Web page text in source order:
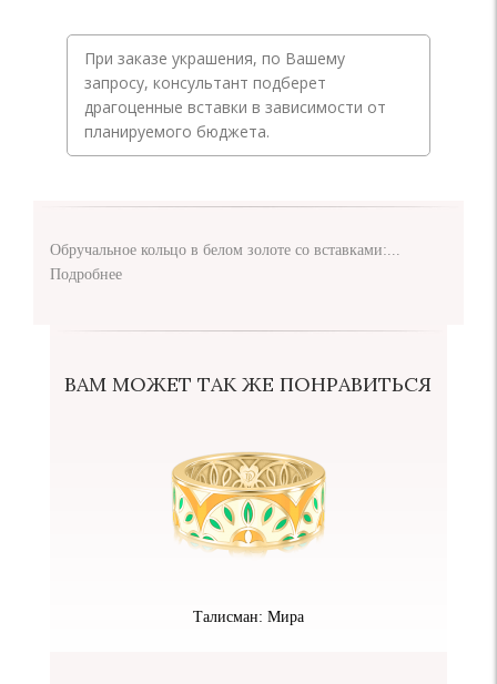
При заказе украшения, по Вашему
запросу, консультант подберет
драгоценные вставки в зависимости от
планируемого бюджета.
Обручальное кольцо в белом золоте со вставками:...
Подробнее
ВАМ МОЖЕТ ТАК ЖЕ ПОНРАВИТЬСЯ
Талисман: Мира